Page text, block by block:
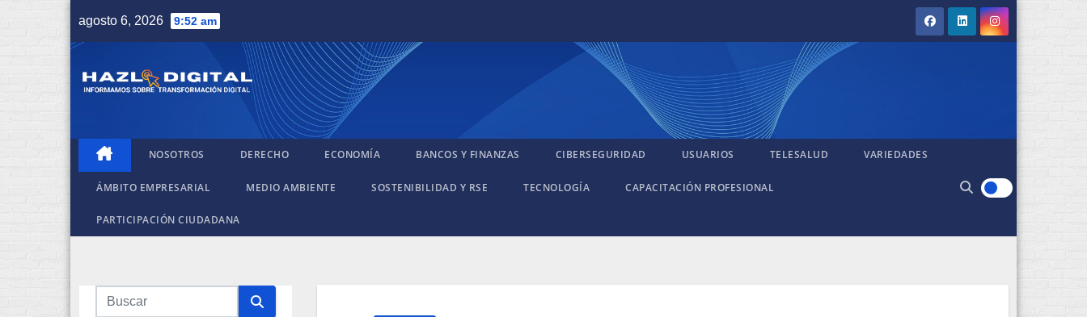
agosto 6, 2026 9:52 am
NOSOTROS DERECHO ECONOMÍA BANCOS Y FINANZAS CIBERSEGURIDAD USUARIOS TELESALUD VARIEDADES
ÁMBITO EMPRESARIAL MEDIO AMBIENTE SOSTENIBILIDAD Y RSE TECNOLOGÍA CAPACITACIÓN PROFESIONAL
PARTICIPACIÓN CIUDADANA